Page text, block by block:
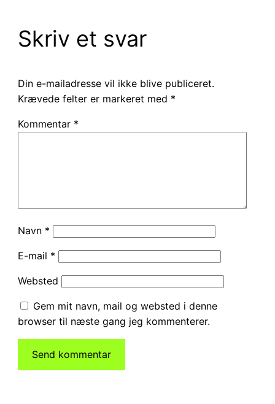
Skriv et svar
Din e-mailadresse vil ikke blive publiceret.
Krævede felter er markeret med *
Kommentar *
Navn *
E-mail *
Websted
Gem mit navn, mail og websted i denne
browser til næste gang jeg kommenterer.